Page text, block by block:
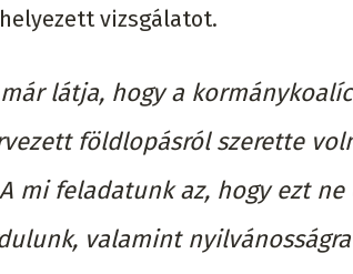
vizsgálatot.
látja, hogy a
földlopásról szerette
mi feladatunk az, hogy ezt
valamint